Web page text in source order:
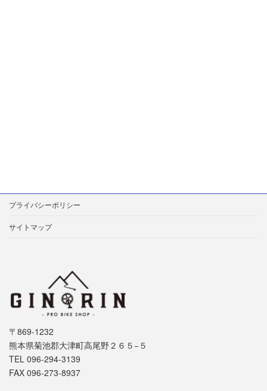
プライバシーポリシー
サイトマップ
〒869-1232
熊本県菊池郡大津町高尾野２６５−５
TEL 096-294-3139
FAX 096-273-8937